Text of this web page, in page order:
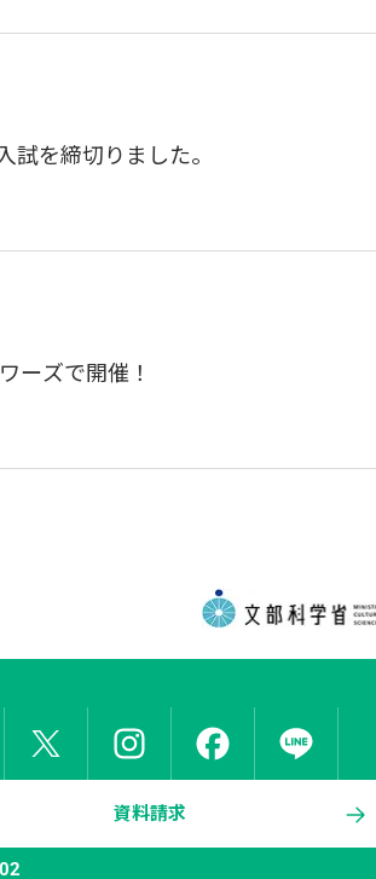
試を締切りました。
ーズで開催！
資料請求